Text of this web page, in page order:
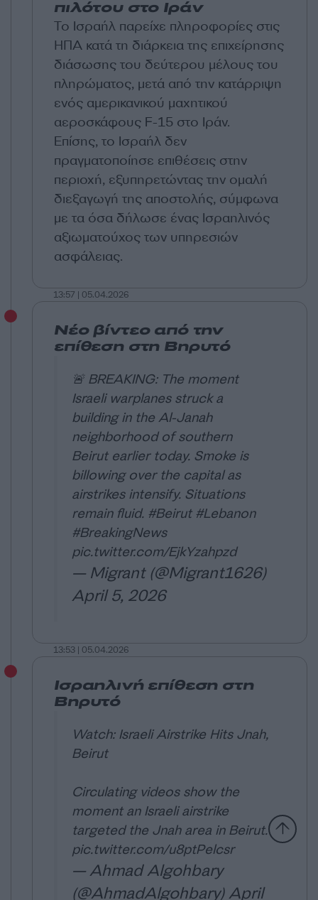
πιλότου στο Ιράν
Το Ισραήλ παρείχε πληροφορίες στις
ΗΠΑ κατά τη διάρκεια της επιχείρησης
διάσωσης του δεύτερου μέλους του
πληρώματος, μετά από την κατάρριψη
ενός αμερικανικού μαχητικού
αεροσκάφους F-15 στο Ιράν.
Επίσης, το Ισραήλ δεν
πραγματοποίησε επιθέσεις στην
περιοχή, εξυπηρετώντας την ομαλή
διεξαγωγή της αποστολής, σύμφωνα
με τα όσα δήλωσε ένας Ισραηλινός
αξιωματούχος των υπηρεσιών
ασφάλειας.
13:57 | 05.04.2026
Νέο βίντεο από την
επίθεση στη Βηρυτό
🚨 BREAKING: The moment
Israeli warplanes struck a
building in the Al-Janah
neighborhood of southern
Beirut earlier today. Smoke is
billowing over the capital as
airstrikes intensify. Situations
remain fluid. #Beirut #Lebanon
#BreakingNews
pic.twitter.com/EjkYzahpzd
— Migrant (@Migrant1626)
April 5, 2026
13:53 | 05.04.2026
Ισραηλινή επίθεση στη
Βηρυτό
Watch: Israeli Airstrike Hits Jnah,
Beirut
Circulating videos show the
moment an Israeli airstrike
targeted the Jnah area in Beirut.
pic.twitter.com/u8ptPelcsr
— Ahmad Algohbary
(@AhmadAlgohbary)April